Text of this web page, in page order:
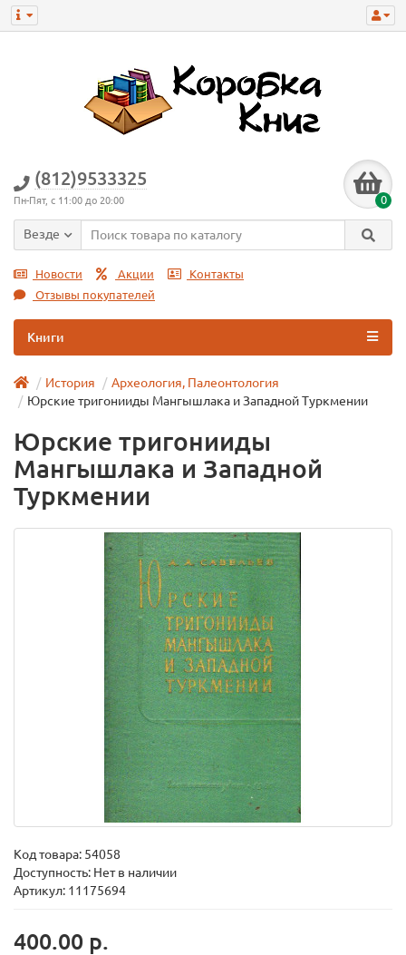
(812)9533325
Пн-Пят, с 11:00 до 20:00 0
Везде
Новости Акции
Контакты
Отзывы покупателей
Книги
История
Археология, Палеонтология
Юрские тригонииды Мангышлака и Западной Туркмении
Юрские тригонииды
Мангышлака и Западной
Туркмении
Код товара: 54058
Доступность: Нет в наличии
Артикул: 11175694
400.00 р.